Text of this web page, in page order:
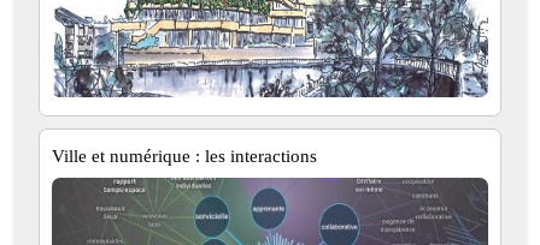
Ville et numérique : les interactions